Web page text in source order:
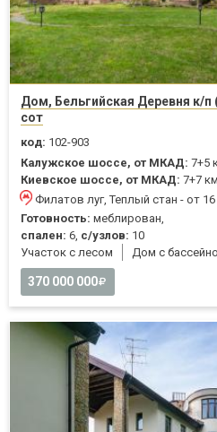
Дом, Бельгийская Деревня к/п
сот
код: 102-903
Калужское шоссе, от МКАД: 7+5
Киевское шоссе, от МКАД: 7+7 км
Филатов луг, Теплый стан - от
Готовность: меблирован,
спален: 6, с/узлов: 10
Участок с лесом
Дом с
370 000 000